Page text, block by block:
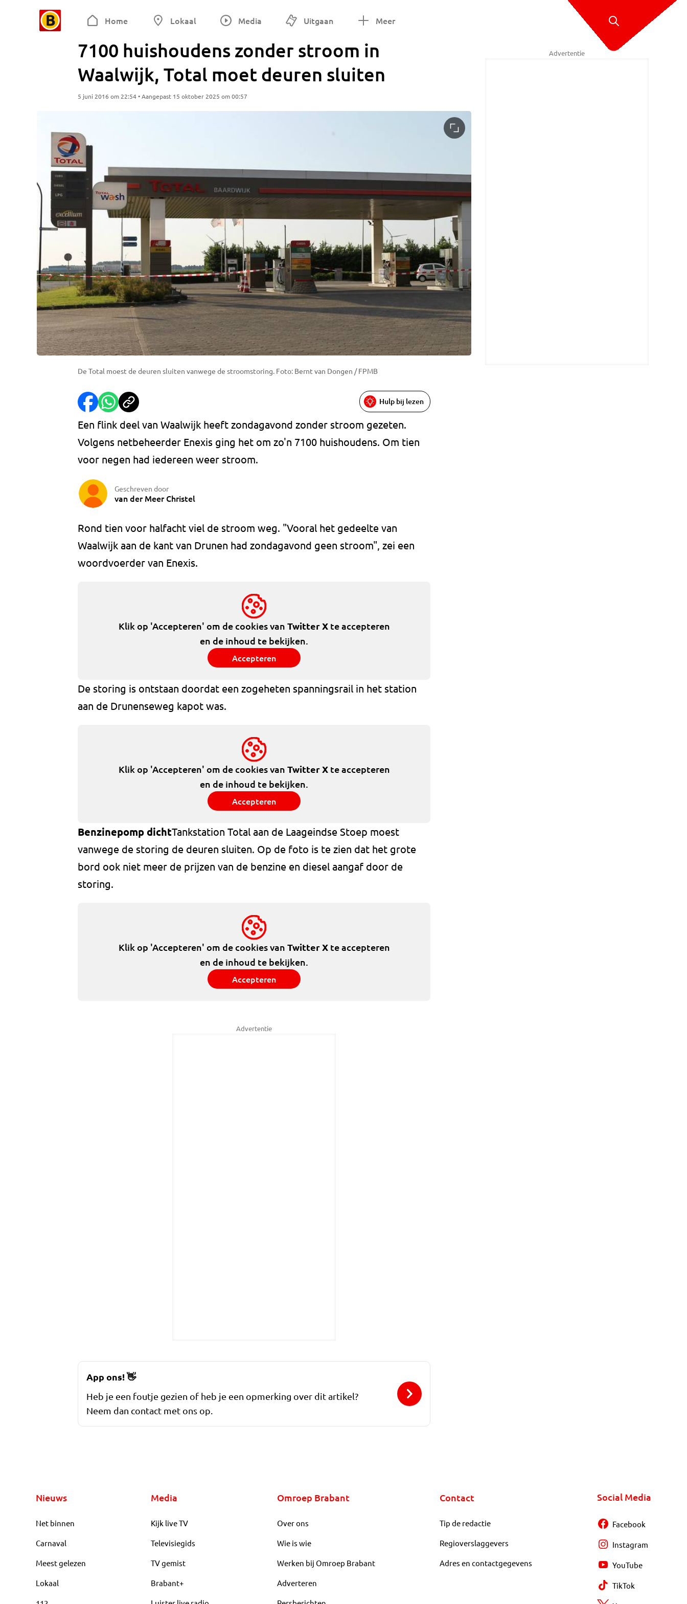
Home Lokaal Media Uitgaan Meer
7100 huishoudens zonder stroom in
Waalwijk, Total moet deuren sluiten
5 juni 2016 om 22:54 • Aangepast 15 oktober 2025 om 00:57
De Total moest de deuren sluiten vanwege de stroomstoring. Foto: Bernt van Dongen / FPMB
Hulp bij lezen
Een flink deel van Waalwijk heeft zondagavond zonder stroom gezeten.
Volgens netbeheerder Enexis ging het om zo'n 7100 huishoudens. Om tien
voor negen had iedereen weer stroom.
Geschreven door
van der Meer Christel
Rond tien voor halfacht viel de stroom weg. "Vooral het gedeelte van
Waalwijk aan de kant van Drunen had zondagavond geen stroom", zei een
woordvoerder van Enexis.
Klik op 'Accepteren' om de cookies van Twitter Xte accepteren
en de inhoud te bekijken.
Accepteren
De storing is ontstaan doordat een zogeheten spanningsrail in het station
aan de Drunenseweg kapot was.
Klik op 'Accepteren' om de cookies van Twitter Xte accepteren
en de inhoud te bekijken.
Accepteren
Benzinepomp dichtTankstation Total aan de Laageindse Stoep moest
vanwege de storing de deuren sluiten. Op de foto is te zien dat het grote
bord ook niet meer de prijzen van de benzine en diesel aangaf door de
storing.
Klik op 'Accepteren' om de cookies van Twitter Xte accepteren
en de inhoud te bekijken.
Accepteren
Advertentie
Advertentie
App ons!👋
Heb je een foutje gezien of heb je een opmerking over dit artikel?
Neem dan contact met ons op.
Nieuws
Net binnen
Carnaval
Meest gelezen
Lokaal
Media
Kijk live TV
Televisiegids
TV gemist
Brabant+
Omroep Brabant
Over ons
Wie is wie
Werken bij Omroep Brabant
Adverteren
Contact
Tip de redactie
Regioverslaggevers
Adres en contactgegevens
Social Media
Facebook
Instagram
YouTube
TikTok